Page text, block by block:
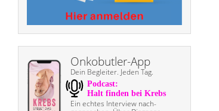
Onkobutler-App
Dein Begleiter. Jeden Tag.
Ein echtes Interview nach­